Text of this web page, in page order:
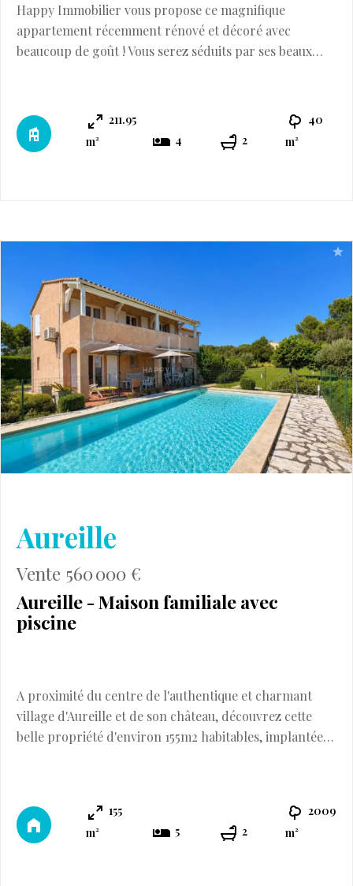
Happy Immobilier vous propose ce magnifique
appartement récemment rénové et décoré avec
beaucoup de goût ! Vous serez séduits par ses beaux
200m2 habitable se distingue par sa grande pièce de
vie avec sa cuisine ouverte entièrement équipée, le tout
211.95
m²
4 2
40
m²
Aureille
Vente 560 000 €
Aureille - Maison familiale avec
piscine
A proximité du centre de l'authentique et charmant
village d'Aureille et de son château, découvrez cette
belle propriété d'environ 155m2 habitables, implantée
de volumes généreux et d'une distribution
155
m²
5 2
2009
m²